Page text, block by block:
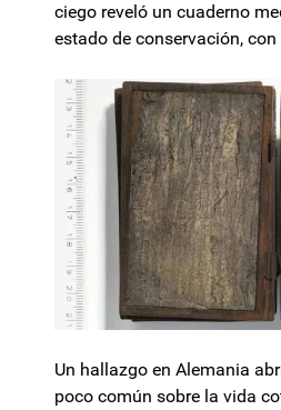
ciego reveló un cuaderno
estado de conservación,
Un hallazgo en Alemania
poco común sobre la vida